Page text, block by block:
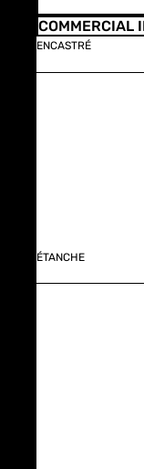
COMMERCIAL
ENCASTRÉ
ÉTANCHE